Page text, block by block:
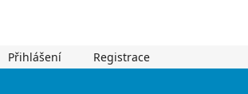
Přihlášení Registrace